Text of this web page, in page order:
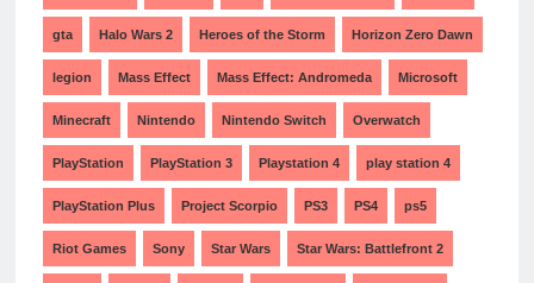
gta Halo Wars 2 Heroes of the Storm Horizon Zero Dawn
legion Mass Effect Mass Effect: Andromeda Microsoft
Minecraft Nintendo Nintendo Switch Overwatch
PlayStation PlayStation 3 Playstation 4 play station 4
PlayStation Plus Project Scorpio PS3 PS4 ps5
Riot Games Sony Star Wars Star Wars: Battlefront 2